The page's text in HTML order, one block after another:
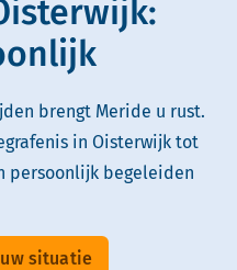
brengt Meride u rust.
in Oisterwijk tot
persoonlijk begeleiden
situatie